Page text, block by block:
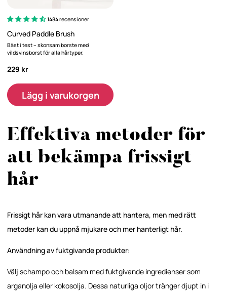
1484 recensioner
Curved Paddle Brush
Bäst i test – skonsam borste med
vildsvinsborst för alla hårtyper.
229 kr
Lägg i varukorgen
Effektiva metoder för
att bekämpa frissigt
hår
Frissigt hår kan vara utmanande att hantera, men med rätt
metoder kan du uppnå mjukare och mer hanterligt hår.
Användning av fuktgivande produkter:
Välj schampo och balsam med fuktgivande ingredienser som
arganolja eller kokosolja. Dessa naturliga oljor tränger djupt in i